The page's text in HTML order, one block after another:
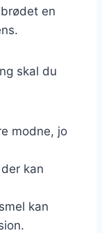
en
skal du
modne, jo
kan
kan